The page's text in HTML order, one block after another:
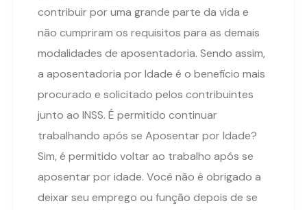
contribuir por uma grande parte da vida e
não cumpriram os requisitos para as demais
modalidades de aposentadoria. Sendo assim,
a aposentadoria por Idade é o benefício mais
procurado e solicitado pelos contribuintes
junto ao INSS. É permitido continuar
trabalhando após se Aposentar por Idade?
Sim, é permitido voltar ao trabalho após se
aposentar por idade. Você não é obrigado a
deixar seu emprego ou função depois de se